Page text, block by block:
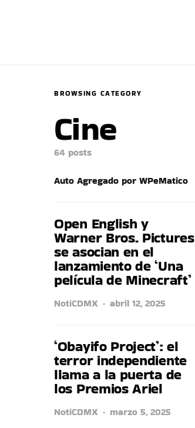
BROWSING CATEGORY
Cine
64 posts
Auto Agregado por WPeMatico
Open English y
Warner Bros. Pictures
se asocian en el
lanzamiento de ‘Una
película de Minecraft’
NotiCDMX abril 12, 2025
‘Obayifo Project’: el
terror independiente
llama a la puerta de
los Premios Ariel
NotiCDMX
marzo 5, 2025